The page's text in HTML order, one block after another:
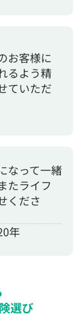
お客様に
るよう精
ていただ
なって一緒
たライフ
くださ
年
選び